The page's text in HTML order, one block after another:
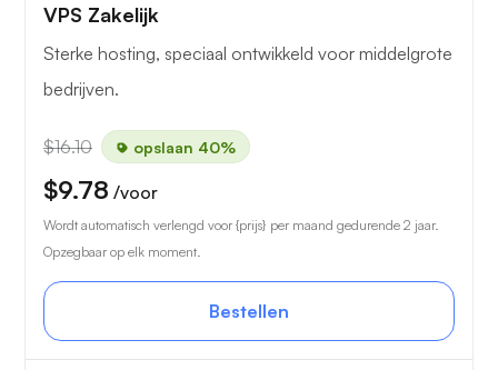
VPS Zakelijk
Sterke hosting, speciaal ontwikkeld voor middelgrote
bedrijven.
$16.10 opslaan 40%
$9.78 /voor
Wordt automatisch verlengd voor {prijs} per maand gedurende 2 jaar.
Opzegbaar op elk moment.
Bestellen